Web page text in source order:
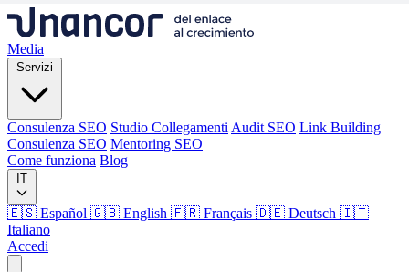
Media
Servizi
Consulenza SEO Studio Collegamenti Audit SEO Link Building
Consulenza SEO Mentoring SEO
Come funziona Blog
IT
🇪🇸 Español 🇬🇧 English 🇫🇷 Français 🇩🇪 Deutsch 🇮🇹
Italiano
Accedi